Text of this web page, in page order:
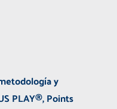
y
PLAY®, Points